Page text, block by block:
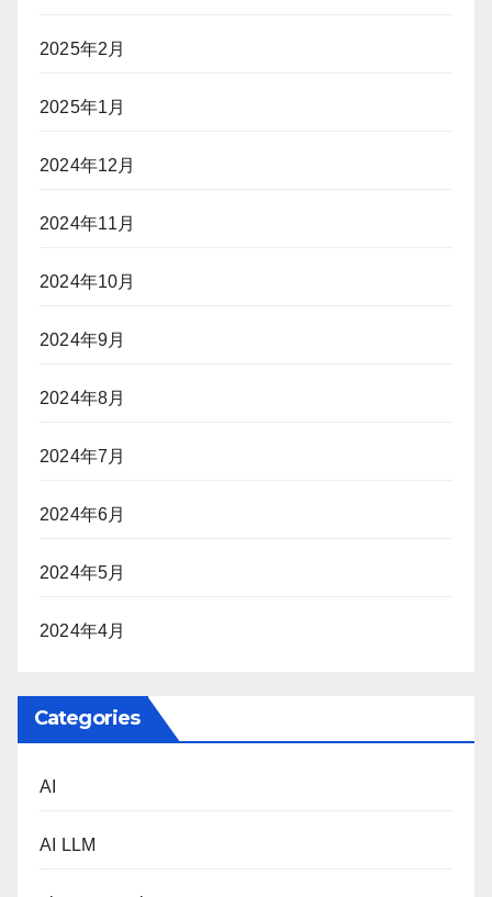
2025年2月
2025年1月
2024年12月
2024年11月
2024年10月
2024年9月
2024年8月
2024年7月
2024年6月
2024年5月
2024年4月
Categories
AI
AI LLM